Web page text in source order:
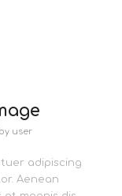
by user
adipiscing
Aenean